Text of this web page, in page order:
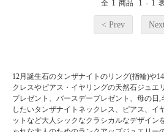
全 1 商品 1 - 1
< Prev
12月誕生石のタンザナイトのリング(指輪)や
クレスやピアス・イヤリングの天然石ジュエ
プレゼント、バースデープレゼント、母の日
したいタンザナイトネックレス、ピアス、イ
ットなど大人シックなクラシカルなデザイン